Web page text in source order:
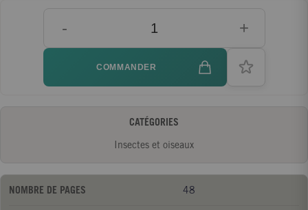
- +
COMMANDER
CATÉGORIES
Insectes et oiseaux
NOMBRE DE PAGES 48